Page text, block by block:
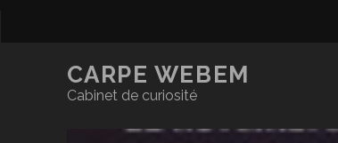
CARPE WEBEM
Cabinet de curiosité